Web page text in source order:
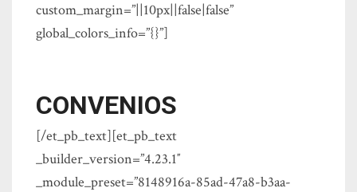
custom_margin=”||10px||false|false”
global_colors_info=”{}”]
CONVENIOS
[/et_pb_text][et_pb_text
_builder_version=”4.23.1″
_module_preset=”8148916a-85ad-47a8-b3aa-